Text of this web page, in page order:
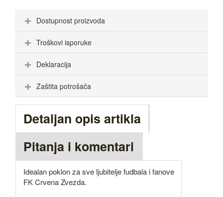
Dostupnost proizvoda
Troškovi isporuke
Deklaracija
Zaštita potrošača
Detaljan opis artikla
Pitanja i komentari
Idealan poklon za sve ljubitelje fudbala i fanove
FK Crvena Zvezda.